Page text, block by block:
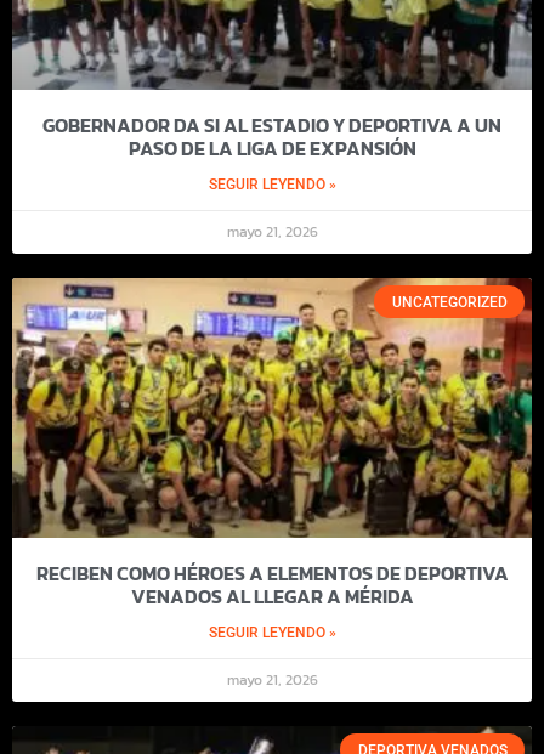
GOBERNADOR DA SI AL ESTADIO Y DEPORTIVA A UN
PASO DE LA LIGA DE EXPANSIÓN
SEGUIR LEYENDO »
mayo 21, 2026
UNCATEGORIZED
RECIBEN COMO HÉROES A ELEMENTOS DE DEPORTIVA
VENADOS AL LLEGAR A MÉRIDA
SEGUIR LEYENDO »
mayo 21, 2026
DEPORTIVA VENADOS